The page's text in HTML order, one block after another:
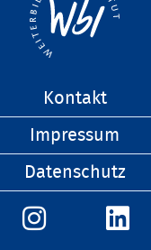
Kontakt
Impressum
Datenschutz